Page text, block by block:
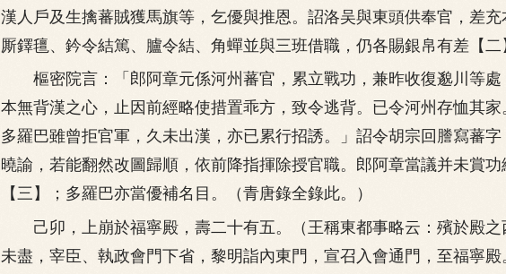
漢人戶及生擒蕃賊獲馬旗等，乞優與推恩。詔洛吴與東頭供奉官，差充
厮鐸氊、鈐令結篤、臚令結、角蟬並與三班借職，仍各賜銀帛有差【二
樞密院言：「郎阿章元係河州蕃官，累立戰功，兼昨收復邈川等處
本無背漢之心，止因前經略使措置乖方，致令逃背。已令河州存恤其家
多羅巴雖曾拒官軍，久未出漢，亦已累行招誘。」詔令胡宗回謄寫蕃
曉諭，若能翻然改圖歸順，依前降指揮除授官職。郎阿章當議并未賞功
【三】；多羅巴亦當優補名目。（青唐錄全錄此。）
己卯，上崩於福寧殿，壽二十有五。（王稱東都事略云：殯於殿之
未盡，宰臣、執政會門下省，黎明詣內東門，宣召入會通門，至福寧